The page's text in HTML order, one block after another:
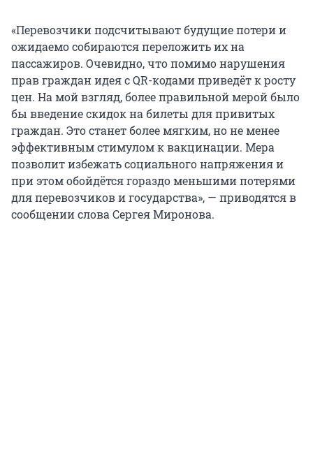
«Перевозчики подсчитывают будущие потери и
ожидаемо собираются переложить их на
пассажиров. Очевидно, что помимо нарушения
прав граждан идея с QR-кодами приведёт к росту
цен. На мой взгляд, более правильной мерой было
бы введение скидок на билеты для привитых
граждан. Это станет более мягким, но не менее
эффективным стимулом к вакцинации. Мера
позволит избежать социального напряжения и
при этом обойдётся гораздо меньшими потерями
для перевозчиков и государства», — приводятся в
сообщении слова Сергея Миронова.